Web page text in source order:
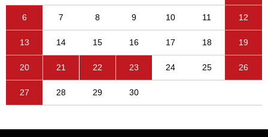
6 7 8 9 10 11 12
13 14 15 16 17 18 19
20 21 22 23 24 25 26
27 28 29 30